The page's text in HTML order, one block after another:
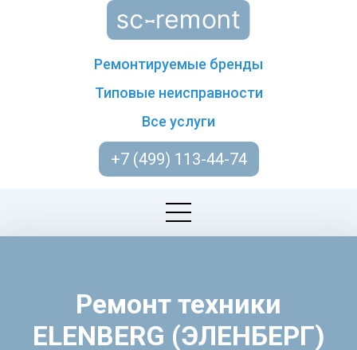
Ремонтируемые бренды
Типовые неисправности
Все услуги
+7 (499) 113-44-74
Ремонт техники
ELENBERG (ЭЛЕНБЕРГ)